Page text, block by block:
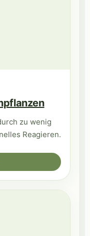
zu wenig
Reagieren.